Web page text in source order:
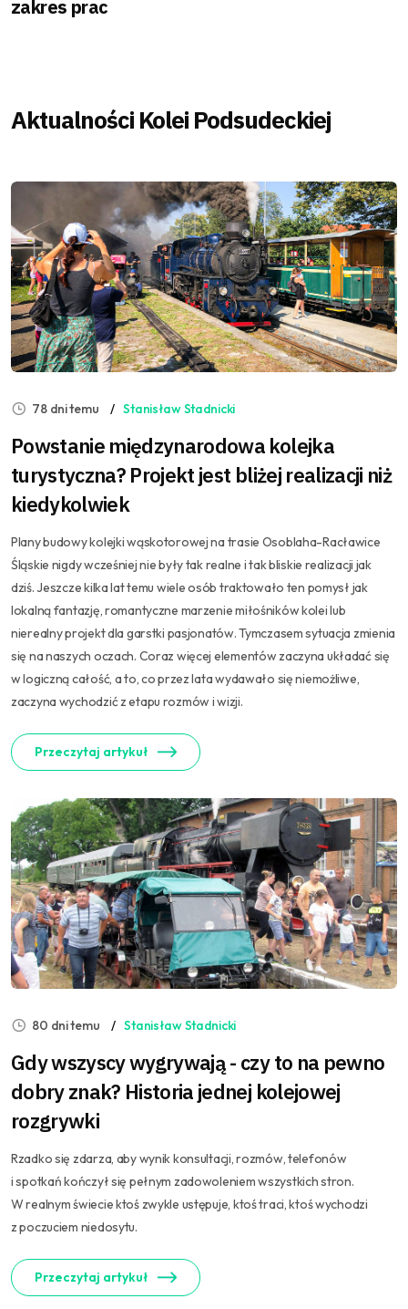
zakres prac
Aktualności Kolei Podsudeckiej
78 dni temu Stanisław Stadnicki
Powstanie międzynarodowa kolejka
turystyczna? Projekt jest bliżej realizacji niż
kiedykolwiek
Plany budowy kolejki wąskotorowej na trasie Osoblaha-Racławice
Śląskie nigdy wcześniej nie były tak realne i tak bliskie realizacji jak
dziś. Jeszcze kilka lat temu wiele osób traktowało ten pomysł jak
lokalną fantazję, romantyczne marzenie miłośników kolei lub
nierealny projekt dla garstki pasjonatów. Tymczasem sytuacja zmienia
się na naszych oczach. Coraz więcej elementów zaczyna układać się
w logiczną całość, a to, co przez lata wydawało się niemożliwe,
zaczyna wychodzić z etapu rozmów i wizji.
Przeczytaj artykuł
80 dni temu Stanisław Stadnicki
Gdy wszyscy wygrywają - czy to na pewno
dobry znak? Historia jednej kolejowej
rozgrywki
Rzadko się zdarza, aby wynik konsultacji, rozmów, telefonów
i spotkań kończył się pełnym zadowoleniem wszystkich stron.
W realnym świecie ktoś zwykle ustępuje, ktoś traci, ktoś wychodzi
z poczuciem niedosytu.
Przeczytaj artykuł